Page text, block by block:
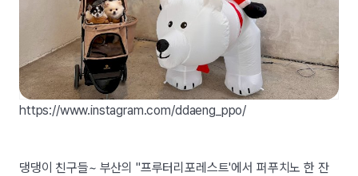
https://www.instagram.com/ddaeng_ppo/
댕댕이 친구들~ 부산의 "프루터리포레스트'에서 퍼푸치노 한 잔